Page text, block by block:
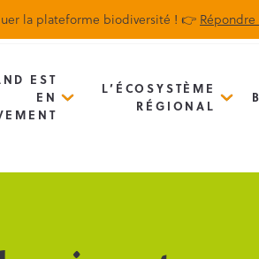
la plateforme biodiversité ! 👉
Biodiv’Map
EST
EN
L’ÉCOSYSTÈME
RÉGIONAL